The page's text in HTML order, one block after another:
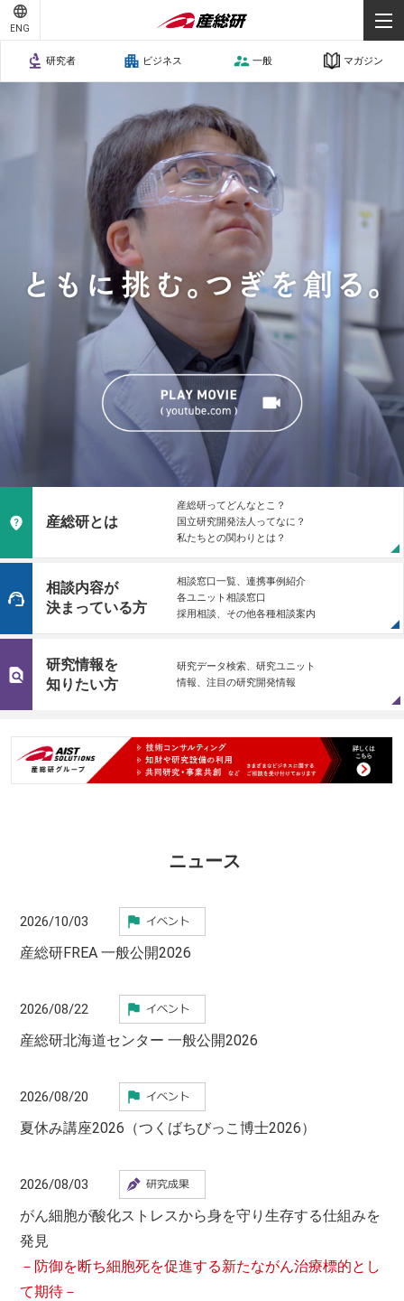
ENG
研究者 ビジネス 一般 マガジン
産総研とは
産総研ってどんなとこ？
国立研究開発法人ってなに？
私たちとの関わりとは？
相談内容が
決まっている方
相談窓口一覧、連携事例紹介
各ユニット相談窓口
採用相談、その他各種相談案内
研究情報を
知りたい方
研究データ検索、研究ユニット
情報、注目の研究開発情報
ニュース
2026/10/03
産総研FREA 一般公開2026
2026/08/22
産総研北海道センター 一般公開2026
2026/08/20
夏休み講座2026（つくばちびっこ博士2026）
2026/08/03
がん細胞が酸化ストレスから身を守り生存する仕組みを
発見
－防御を断ち細胞死を促進する新たながん治療標的とし
て期待－